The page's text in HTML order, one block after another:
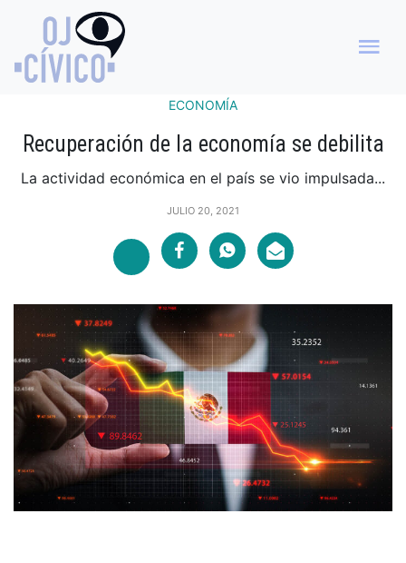
ECONOMÍA
Recuperación de la economía se debilita
La actividad económica en el país se vio impulsada...
JULIO 20, 2021